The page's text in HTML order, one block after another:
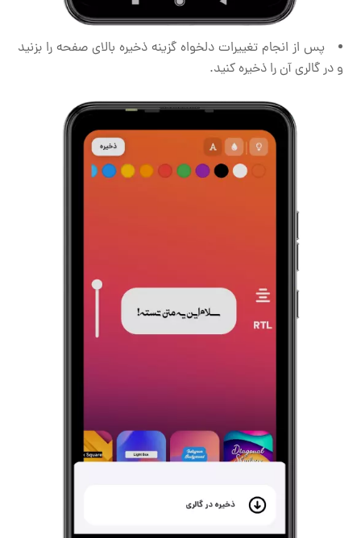
پس از انجام تغییرات دلخواه گزینه ذخیره بالای صفحه را بزنید
و در گالری آن را ذخیره کنید.